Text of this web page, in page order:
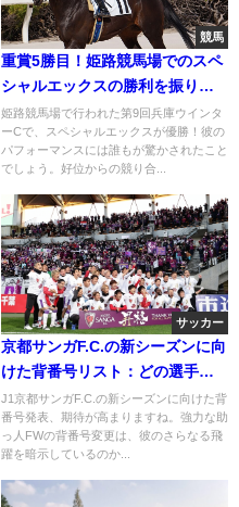
競馬
重賞5勝目！姫路競馬場でのスペ
シャルエックスの勝利を振り返
る
姫路競馬場で行われた第9回兵庫ウインタ
ーCで、スペシャルエックスが優勝！彼の
パフォーマンスには誰もが驚かされたこと
でしょう。好位からの競り合...
サッカー
京都サンガF.C.の新シーズンに向
けた背番号リスト：どの選手が
注目か？
J1京都サンガF.C.の新シーズンに向けた背
番号発表、期待が高まりますね。強力な助
っ人FWの背番号変更は、彼のさらなる飛
躍を暗示しているのか...